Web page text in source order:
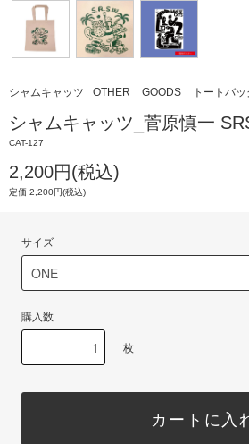
シャムキャッツ OTHER GOODS トートバ
シャムキャッツ_菅原慎一
CAT-127
2,200円(税込)
定価 2,200円(税込)
サイズ
購入数
枚
カートに入